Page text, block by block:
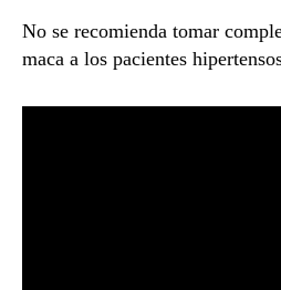
No se recomienda tomar
maca a los pacientes